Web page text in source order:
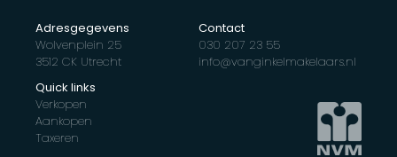
Adresgegevens
Wolvenplein 25
3512 CK Utrecht
Contact
030 207 23 55
info@vanginkelmakelaars.nl
Quick links
Verkopen
Aankopen
Taxeren